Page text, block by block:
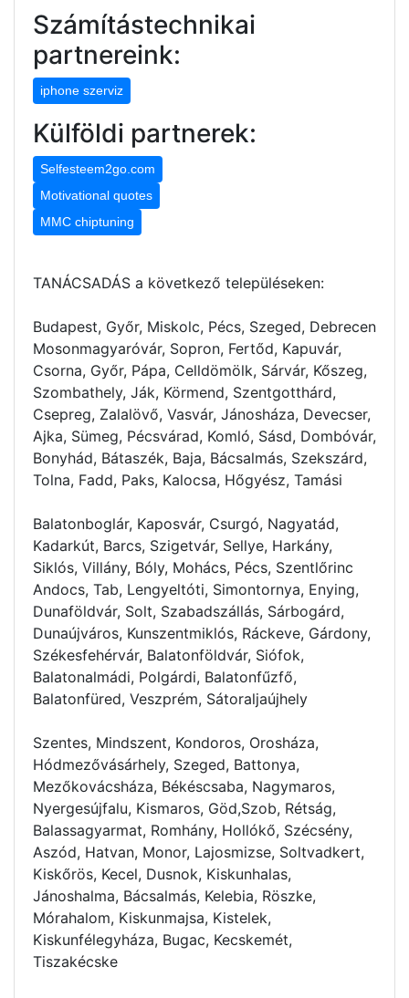
Számítástechnikai
partnereink:
iphone szerviz
Külföldi partnerek:
Selfesteem2go.com
Motivational quotes
MMC chiptuning
TANÁCSADÁS a következő településeken:
Budapest, Győr, Miskolc, Pécs, Szeged, Debrecen
Mosonmagyaróvár, Sopron, Fertőd, Kapuvár,
Csorna, Győr, Pápa, Celldömölk, Sárvár, Kőszeg,
Szombathely, Ják, Körmend, Szentgotthárd,
Csepreg, Zalalövő, Vasvár, Jánosháza, Devecser,
Ajka, Sümeg, Pécsvárad, Komló, Sásd, Dombóvár,
Bonyhád, Bátaszék, Baja, Bácsalmás, Szekszárd,
Tolna, Fadd, Paks, Kalocsa, Hőgyész, Tamási
Balatonboglár, Kaposvár, Csurgó, Nagyatád,
Kadarkút, Barcs, Szigetvár, Sellye, Harkány,
Siklós, Villány, Bóly, Mohács, Pécs, Szentlőrinc
Andocs, Tab, Lengyeltóti, Simontornya, Enying,
Dunaföldvár, Solt, Szabadszállás, Sárbogárd,
Dunaújváros, Kunszentmiklós, Ráckeve, Gárdony,
Székesfehérvár, Balatonföldvár, Siófok,
Balatonalmádi, Polgárdi, Balatonfűzfő,
Balatonfüred, Veszprém, Sátoraljaújhely
Szentes, Mindszent, Kondoros, Orosháza,
Hódmezővásárhely, Szeged, Battonya,
Mezőkovácsháza, Békéscsaba, Nagymaros,
Nyergesújfalu, Kismaros, Göd,Szob, Rétság,
Balassagyarmat, Romhány, Hollókő, Szécsény,
Aszód, Hatvan, Monor, Lajosmizse, Soltvadkert,
Kiskőrös, Kecel, Dusnok, Kiskunhalas,
Jánoshalma, Bácsalmás, Kelebia, Röszke,
Mórahalom, Kiskunmajsa, Kistelek,
Kiskunfélegyháza, Bugac, Kecskemét,
Tiszakécske